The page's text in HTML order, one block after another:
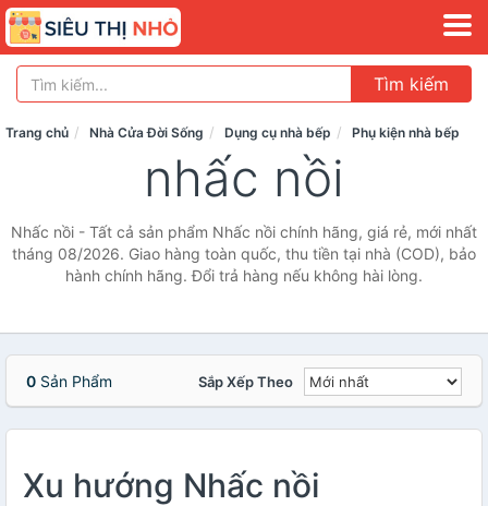
Tìm kiếm
Trang chủ Nhà Cửa Đời Sống Dụng cụ nhà bếp Phụ kiện nhà bếp
nhấc nồi
Nhấc nồi - Tất cả sản phẩm Nhấc nồi chính hãng, giá rẻ, mới nhất
tháng 08/2026. Giao hàng toàn quốc, thu tiền tại nhà (COD), bảo
hành chính hãng. Đổi trả hàng nếu không hài lòng.
0 Sản Phẩm Sắp Xếp Theo
Xu hướng Nhấc nồi